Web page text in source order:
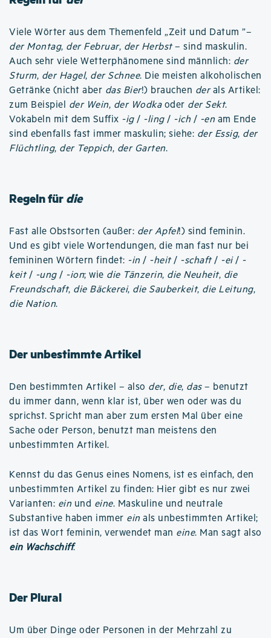
Viele Wörter aus dem Themenfeld „Zeit und Datum ”–
der Montag, der Februar, der Herbst– sind maskulin.
Auch sehr viele Wetterphänomene sind männlich: der
Sturm, der Hagel, der Schnee. Die meisten alkoholischen
Getränke (nicht aber das Bier!) brauchen derals Artikel:
zum Beispiel der Wein, der Wodkaoder der Sekt.
Vokabeln mit dem Suffix -ig/ -ling/ -ich / -en am Ende
sind ebenfalls fast immer maskulin; siehe: der Essig, der
Flüchtling, der Teppich, der Garten.
Regeln fürdie
Fast alle Obstsorten (außer: der Apfel!) sind feminin.
Und es gibt viele Wortendungen, die man fast nur bei
femininen Wörtern findet: -in / -heit/ -schaft/ -ei/ -
keit/ -ung/ -ion; wie die Tänzerin, die Neuheit, die
Freundschaft, die Bäckerei, die Sauberkeit, die Leitung,
die Nation.
Der unbestimmte Artikel
Den bestimmten Artikel – also der, die, das– benutzt
du immer dann, wenn klar ist, über wen oder was du
sprichst. Spricht man aber zum ersten Mal über eine
Sache oder Person, benutzt man meistens den
unbestimmten Artikel.
Kennst du das Genus eines Nomens, ist es einfach, den
unbestimmten Artikel zu finden: Hier gibt es nur zwei
Varianten: ein und eine. Maskuline und neutrale
Substantive haben immer ein als unbestimmten Artikel;
ist das Wort feminin, verwendet man eine. Man sagt also
ein Wachschiff.
Der Plural
Um über Dinge oder Personen in der Mehrzahl zu